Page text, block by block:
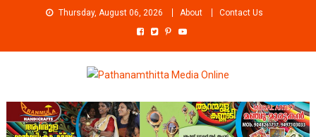
Thursday, August 06, 2026 About Contact Us
Pathanamthitta Media Online